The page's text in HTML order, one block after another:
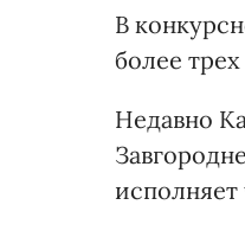
В
более
Недавно
исполняет